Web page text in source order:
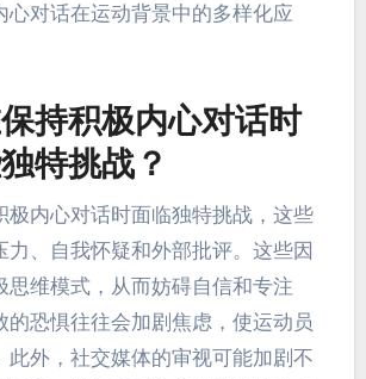
心对话在运动背景中的多样化应
持积极内心对话时
特挑战？
极内心对话时面临独特挑战，这些
力、自我怀疑和外部批评。这些因
思维模式，从而妨碍自信和专注
的恐惧往往会加剧焦虑，使运动员
此外，社交媒体的审视可能加剧不